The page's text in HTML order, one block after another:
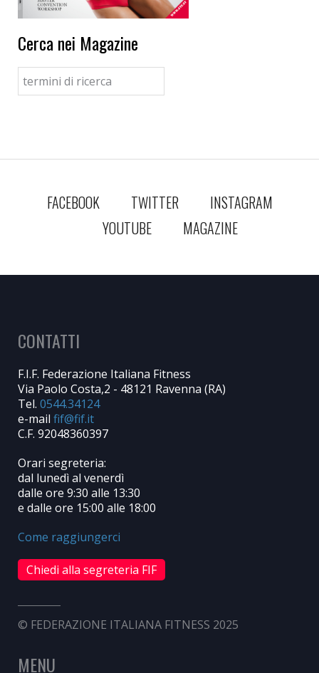
Cerca nei Magazine
FACEBOOK TWITTER
INSTAGRAM
YOUTUBE
MAGAZINE
CONTATTI
F.I.F. Federazione Italiana Fitness
Via Paolo Costa,2 - 48121 Ravenna (RA)
Tel. 0544.34124
e-mail
C.F. 92048360397
Orari segreteria:
dal lunedì al venerdì
dalle ore 9:30 alle 13:30
e dalle ore 15:00 alle 18:00
Come raggiungerci
Chiedi alla segreteria FIF
© FEDERAZIONE ITALIANA FITNESS 2025
MENU